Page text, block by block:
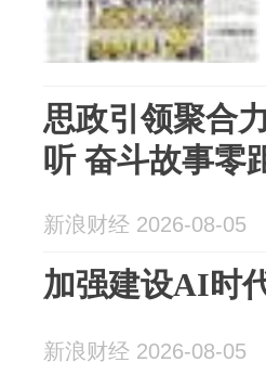
思政引领聚合
听 奋斗故事零
新浪财经 2026-08-05
加强建设AI时
新浪财经 2026-08-05